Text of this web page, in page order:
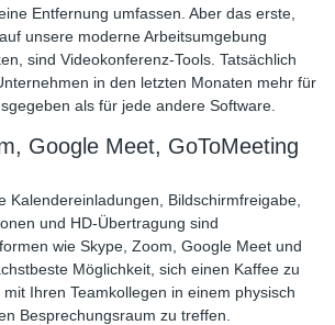
Entfernung umfassen. Aber das erste,
unsere moderne Arbeitsumgebung
sind Videokonferenz-Tools. Tatsächlich
in den letzten Monaten mehr für
als für jede andere Software.
Google Meet, GoToMeeting
Kalendereinladungen, Bildschirmfreigabe,
und HD-Übertragung sind
wie Skype, Zoom, Google Meet und
Möglichkeit, sich einen Kaffee zu
Ihren Teamkollegen in einem physisch
Besprechungsraum zu treffen.